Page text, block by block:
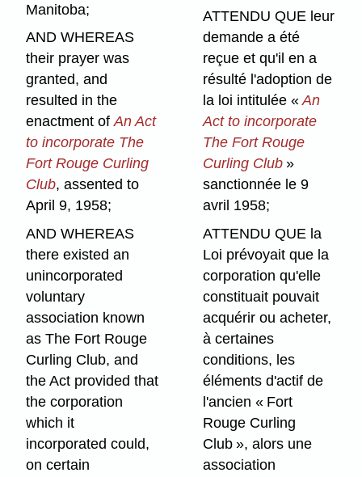
Manitoba;
AND WHEREAS
their prayer was
granted, and
resulted in the
enactment ofAn Act
to incorporate The
Fort Rouge Curling
Club, assented to
April 9, 1958;
AND WHEREAS
there existed an
unincorporated
voluntary
association known
as The Fort Rouge
Curling Club, and
the Act provided that
the corporation
which it
incorporated could,
on certain
ATTENDU QUE leur
demande a été
reçue et qu'il en a
résulté l'adoption de
la loi intitulée «An
Act to incorporate
The Fort Rouge
Curling Club »
sanctionnée le 9
avril 1958;
ATTENDU QUE la
Loi prévoyait que la
corporation qu'elle
constituait pouvait
acquérir ou acheter,
à certaines
conditions, les
éléments d'actif de
l'ancien « Fort
Rouge Curling
Club », alors une
association